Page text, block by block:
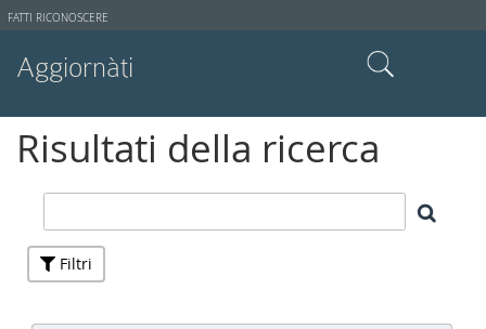
Strumenti
FATTI RICONOSCERE
Aggiornàti
Ricerca avanzata…
Risultati della ricerca
Filtri